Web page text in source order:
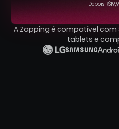
Depois
A Zapping é compatível com
tablets e